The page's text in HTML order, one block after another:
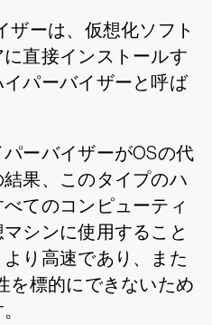
ザーは、仮想化ソフト
直接インストールす
パーバイザーと呼ば
ーバイザーがOSの代
果、このタイプのハ
てのコンピューティ
シンに使用すること
り高速であり、また
を標的にできないため